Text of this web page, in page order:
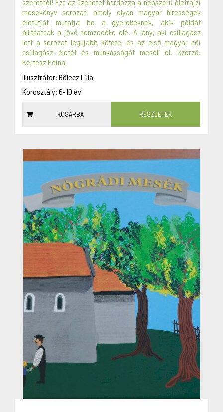
szeretnél! Ezt az üzenetet hordozza a népszerű életrajzi
mesekönyv sorozat, amely olyan magyar hírességek
életútját mutatja be a gyerekeknek, akik példát
állíthatnak a jövő nemzedéke elé. A lány, aki csillagász
lett a sorozat legújabb kötete, és az első magyar női
csillagász életét és munkásságát meséli el. Szerző:
Kertész Edina
Illusztrátor: Bölecz Lilla
Korosztály: 6-10 év
KOSÁRBA RÉSZLETEK